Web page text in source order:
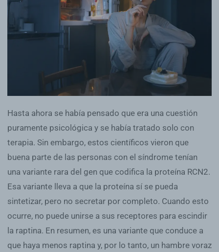
Hasta ahora se había pensado que era una cuestión
puramente psicológica y se había tratado solo con
terapia. Sin embargo, estos científicos vieron que
buena parte de las personas con el síndrome tenían
una variante rara del gen que codifica la proteína RCN2.
Esa variante lleva a que la proteína sí se pueda
sintetizar, pero no secretar por completo. Cuando esto
ocurre, no puede unirse a sus receptores para escindir
la raptina. En resumen, es una variante que conduce a
que haya menos raptina y, por lo tanto, un hambre voraz